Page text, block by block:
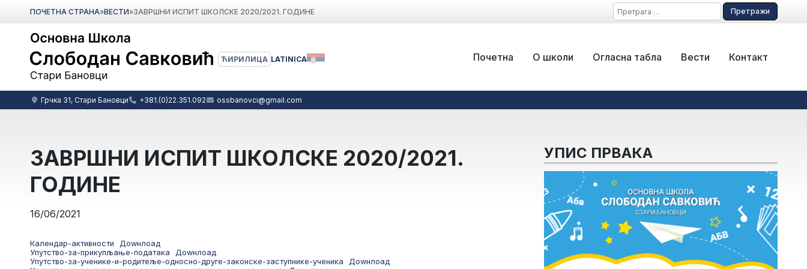
ПОЧЕТНА СТРАНА»ВЕСТИ»ЗАВРШНИ ИСПИТ ШКОЛСКЕ 2020/2021. ГОДИНЕ
Претрага
за:
Почетна О школи Огласна табла Вести Контакт
LATINICA
ЋИРИЛИЦА
Грчка 31, Стари Бановци +381.(0)22.351.092 ossbanovci@gmail.com
ЗАВРШНИ ИСПИТ ШКОЛСКЕ 2020/2021.
ГОДИНЕ
16/06/2021
Календар-активности
Доwнлоад
Упутство-за-прикупљање-података
Доwнлоад
Упутство-за-ученике-и-родитеље-односно-друге-законске-заступнике-ученика
Доwнлоад
УПИС ПРВАКА